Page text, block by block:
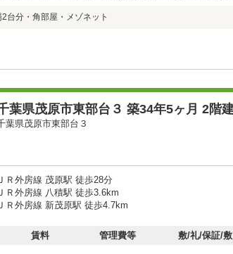
台分・角部屋・メゾネット
葉県茂原市東部台３ 築34年5ヶ月 2階
葉県茂原市東部台３
ＪＲ外房線 茂原駅 徒歩28分
ＪＲ外房線 八積駅 徒歩3.6km
ＪＲ外房線 新茂原駅 徒歩4.7km
賃料 管理費等 敷/礼/保証/